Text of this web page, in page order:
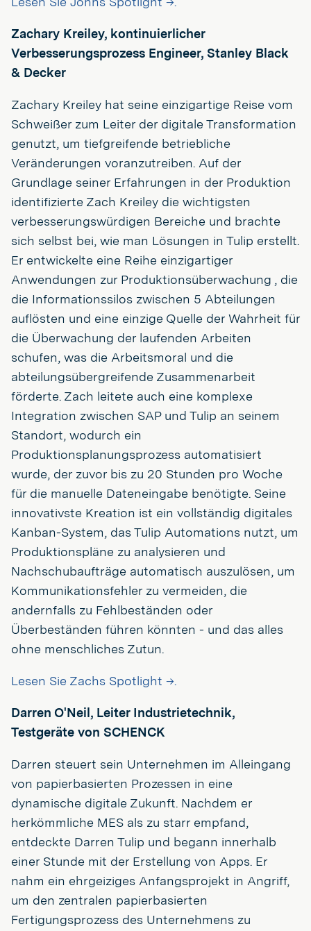
Zachary Kreiley, kontinuierlicher
Verbesserungsprozess Engineer, Stanley Black
& Decker
Zachary Kreiley hat seine einzigartige Reise vom
Schweißer zum Leiter der digitale Transformation
genutzt, um tiefgreifende betriebliche
Veränderungen voranzutreiben. Auf der
Grundlage seiner Erfahrungen in der Produktion
identifizierte Zach Kreiley die wichtigsten
verbesserungswürdigen Bereiche und brachte
sich selbst bei, wie man Lösungen in Tulip erstellt.
Er entwickelte eine Reihe einzigartiger
Anwendungen zur Produktionsüberwachung , die
die Informationssilos zwischen 5 Abteilungen
auflösten und eine einzige Quelle der Wahrheit für
die Überwachung der laufenden Arbeiten
schufen, was die Arbeitsmoral und die
abteilungsübergreifende Zusammenarbeit
förderte. Zach leitete auch eine komplexe
Integration zwischen SAP und Tulip an seinem
Standort, wodurch ein
Produktionsplanungsprozess automatisiert
wurde, der zuvor bis zu 20 Stunden pro Woche
für die manuelle Dateneingabe benötigte. Seine
innovativste Kreation ist ein vollständig digitales
Kanban-System, das Tulip Automations nutzt, um
Produktionspläne zu analysieren und
Nachschubaufträge automatisch auszulösen, um
Kommunikationsfehler zu vermeiden, die
andernfalls zu Fehlbeständen oder
Überbeständen führen könnten - und das alles
ohne menschliches Zutun.
Lesen Sie Zachs Spotlight →.
Darren O'Neil, Leiter Industrietechnik,
Testgeräte von SCHENCK
Darren steuert sein Unternehmen im Alleingang
von papierbasierten Prozessen in eine
dynamische digitale Zukunft. Nachdem er
herkömmliche MES als zu starr empfand,
entdeckte Darren Tulip und begann innerhalb
einer Stunde mit der Erstellung von Apps. Er
nahm ein ehrgeiziges Anfangsprojekt in Angriff,
um den zentralen papierbasierten
Fertigungsprozess des Unternehmens zu